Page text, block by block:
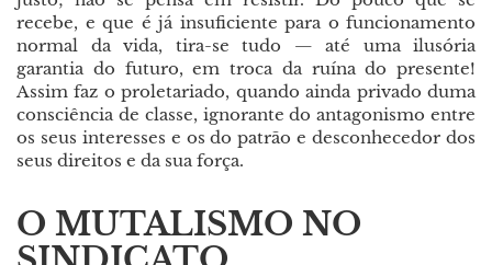
recebe, e que é já insuficiente para o funcionamento
normal da vida, tira-se tudo — até uma ilusória
garantia do futuro, em troca da ruína do presente!
Assim faz o proletariado, quando ainda privado duma
consciência de classe, ignorante do antagonismo entre
os seus interesses e os do patrão e desconhecedor dos
seus direitos e da sua força.
O MUTALISMO NO